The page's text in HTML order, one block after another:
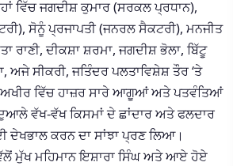
ਵਿੱਚ ਜਗਦੀਸ਼ ਕੁਮਾਰ (ਸਰਕਲ ਪ੍ਰਧਾਨ),
ਸੋਨੂੰ ਪ੍ਰਜਾਪਤੀ (ਜਨਰਲ ਸੈਕਟਰੀ), ਮਨਜੀਤ
ਰਾਣੀ, ਦੀਕਸ਼ਾ ਸ਼ਰਮਾ, ਜਗਦੀਸ਼ ਭੋਲਾ, ਬਿੱਟੂ
ਅਜੇ ਸੀਕਰੀ, ਜਤਿੰਦਰ ਪਲਤਾਵਿਸ਼ੇਸ਼ ਤੌਰ ‘ਤੇ
ਵਿੱਚ ਹਾਜ਼ਰ ਸਾਰੇ ਆਗੂਆਂ ਅਤੇ ਪਤਵੰਤਿਆਂ
ਵੱਖ-ਵੱਖ ਕਿਸਮਾਂ ਦੇ ਛਾਂਦਾਰ ਅਤੇ ਫਲਦਾਰ
ਦੇਖਭਾਲ ਕਰਨ ਦਾ ਸਾਂਝਾ ਪ੍ਰਣ ਲਿਆ।
ਮੁੱਖ ਮਹਿਮਾਨ ਇਸ਼ਾਰਾ ਸਿੰਘ ਅਤੇ ਆਏ ਹੋਏ